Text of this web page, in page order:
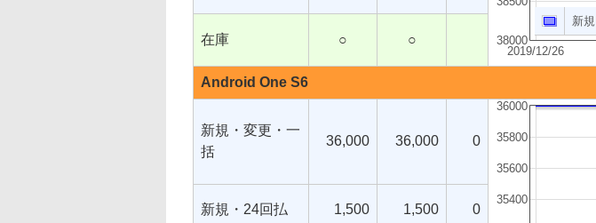
2019/12/26
38000
新規
在庫 ○ ○
Android One S6
新規・変更・一
括
36,000 36,000 0
35400
35600
35800
36000
新規・24回払 1,500 1,500 0